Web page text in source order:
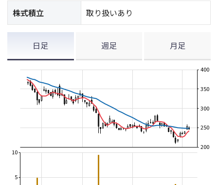
株式積立 取り扱いあり
日足 週足 月足
200
250
300
350
400
5
10